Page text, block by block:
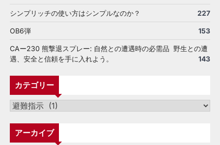
シンプリッチの使い方はシンプルなのか？ 227
OB6弾 153
CAー230 熊撃退スプレー: 自然との遭遇時の必需品 野生との遭
遇、安全と信頼を手に入れよう。
143
カテゴリー
カ
ゴ
リ
アーカイブ